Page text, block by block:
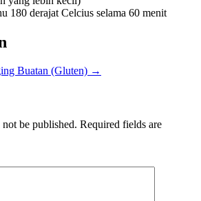
180 derajat Celcius selama 60 menit
Buatan (Gluten) →
be published. Required fields are